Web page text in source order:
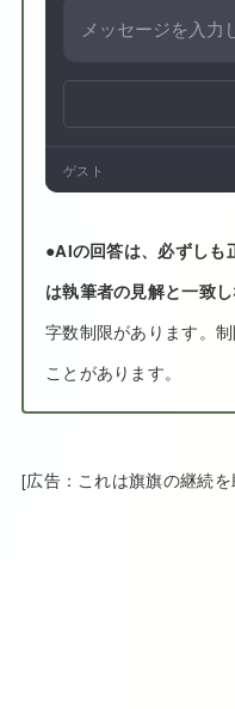
ゲスト
●AIの回答は、必ずしも
は執筆者の見解と一致
字数制限があります。
ことがあります。
[広告：これは旗旗の継続